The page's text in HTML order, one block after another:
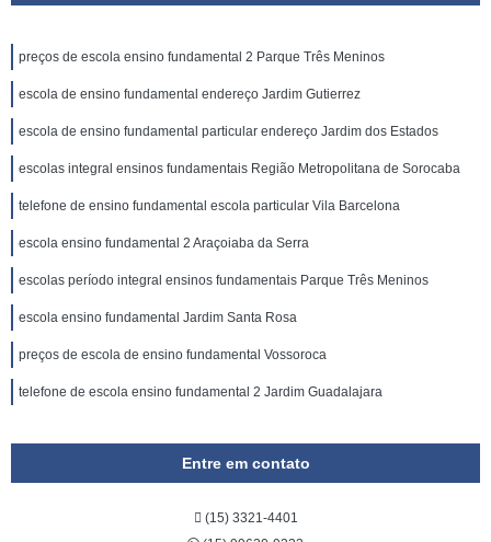
preços de escola ensino fundamental 2 Parque Três Meninos
escola de ensino fundamental endereço Jardim Gutierrez
escola de ensino fundamental particular endereço Jardim dos Estados
escolas integral ensinos fundamentais Região Metropolitana de Sorocaba
telefone de ensino fundamental escola particular Vila Barcelona
escola ensino fundamental 2 Araçoiaba da Serra
escolas período integral ensinos fundamentais Parque Três Meninos
escola ensino fundamental Jardim Santa Rosa
preços de escola de ensino fundamental Vossoroca
telefone de escola ensino fundamental 2 Jardim Guadalajara
Entre em contato
(15) 3321-4401